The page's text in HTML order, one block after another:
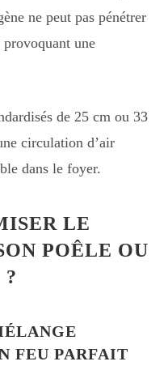
ne peut pas pénétrer
une
de 25 cm ou 33
circulation d’air
dans le foyer.
LE
POÊLE OU
?
FEU PARFAIT